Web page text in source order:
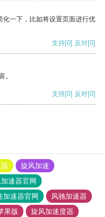
一下，比如将设置页面进行优
支持[0] 反对[0]
。
支持[0] 反对[0]
旋风加速
速器官网
加速器官网
风驰加速器
果版
旋风加速度器